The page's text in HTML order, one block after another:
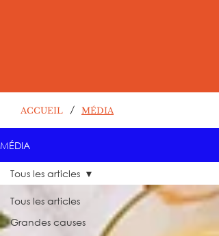
ACCUEIL / MÉDIA
MÉDIA
Tous les articles
Grandes causes
Tous les articles